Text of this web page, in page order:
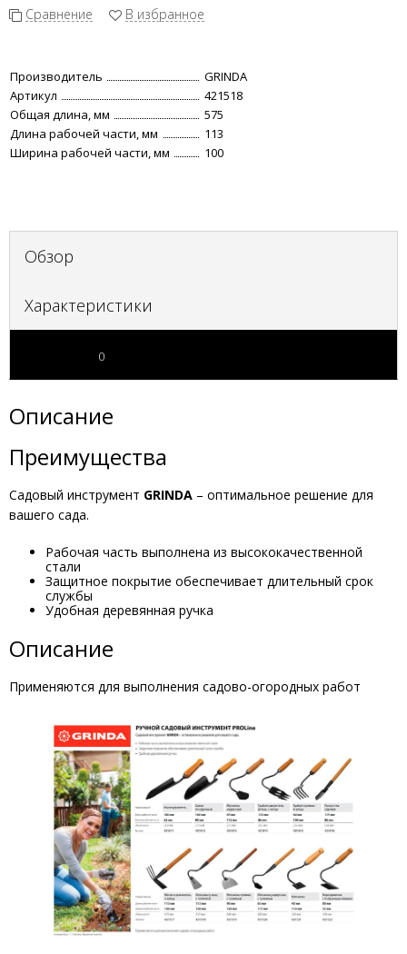
Сравнение В избранное
Производитель
GRINDA
Артикул
421518
Общая длина, мм
575
Длина рабочей части, мм
113
Ширина рабочей части, мм
100
Обзор
Характеристики
0
Описание
Преимущества
Садовый инструмент GRINDA – оптимальное решение для
вашего сада.
Рабочая часть выполнена из высококачественной
стали
Защитное покрытие обеспечивает длительный срок
службы
Удобная деревянная ручка
Описание
Применяются для выполнения садово-огородных работ